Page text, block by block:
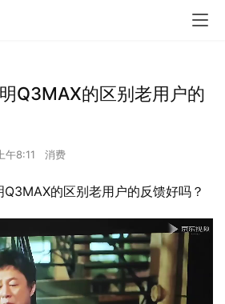
Q3MAX的区别老用户的
午8:11 消费
的区别老用户的反馈好吗？